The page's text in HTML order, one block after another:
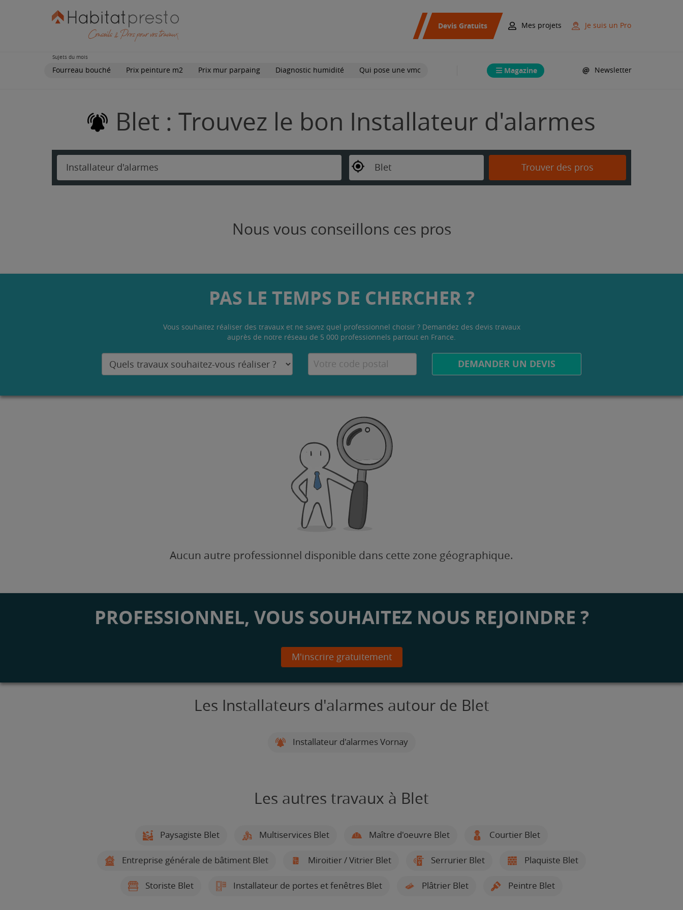
Devis Gratuits Mes projets Je suis un Pro
Sujets du mois
Fourreau bouché Prix peinture m2 Prix mur parpaing Diagnostic humidité Qui pose une vmc Magazine Newsletter
Blet : Trouvez le bon Installateur d'alarmes
Installateur d'alarmes Blet Trouver des pros
Nous vous conseillons ces pros
PAS LE TEMPS DE CHERCHER ?
Vous souhaitez réaliser des travaux et ne savez quel professionnel choisir ? Demandez des devis travaux
auprès de notre réseau de 5 000 professionnels partout en France.
DEMANDER UN DEVIS
Aucun autre professionnel disponible dans cette zone géographique.
PROFESSIONNEL, VOUS SOUHAITEZ NOUS REJOINDRE ?
M'inscrire gratuitement
Les Installateurs d'alarmes autour de Blet
Installateur d'alarmes Vornay
Les autres travaux à Blet
Paysagiste Blet Multiservices Blet Maître d'oeuvre Blet Courtier Blet
Entreprise générale de bâtiment Blet Miroitier / Vitrier Blet Serrurier Blet Plaquiste Blet
Storiste Blet Installateur de portes et fenêtres Blet Plâtrier Blet Peintre Blet